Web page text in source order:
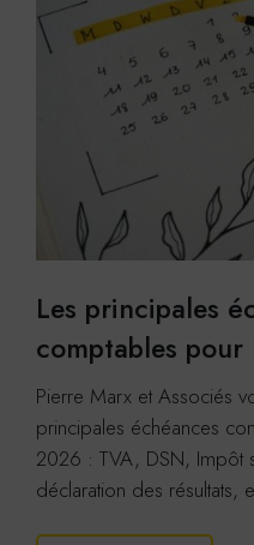
Les principales
comptables
Pierre Marx et Associés
principales échéances
2026 : TVA, DSN, Impôt
déclaration des résultats,
Cookies générés par
des données statistiques.
En savoir plus